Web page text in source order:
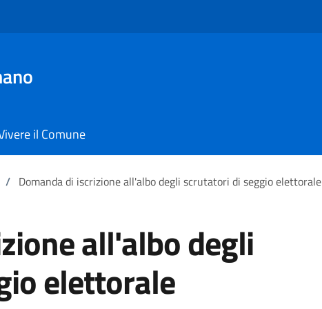
il Comune
/ Domanda di iscrizione all'albo degli scrutatori di seggio elettorale
all'albo degli
elettorale